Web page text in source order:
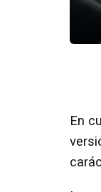
En